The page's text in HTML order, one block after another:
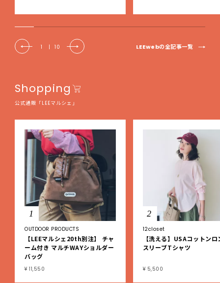
EE DAYS club tanpopo
1 | 10 LEEwebの全記事一覧
Shopping
公式通販「LEEマルシェ」
1
OUTDOOR PRODUCTS
【LEEマルシェ20th別注】 チャ
ーム付き マルチWAYショルダー
バッグ
¥ 11,550
2
12closet
【洗える】USAコットンロ
スリーブTシャツ
¥ 5,500